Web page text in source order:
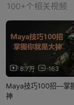
100+个相关视频
8.7万 163
Maya技巧100招—掌
神